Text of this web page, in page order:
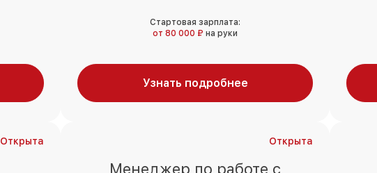
Стартовая зарплата:
от 80 000 ₽ на руки
Узнать подробнее
Открыта Открыта
Менеджер по работе с